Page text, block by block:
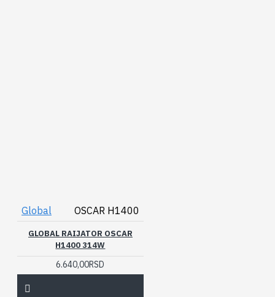
Global OSCAR H1400
GLOBAL RAIJATOR OSCAR
H1400 314W
6.640,00RSD